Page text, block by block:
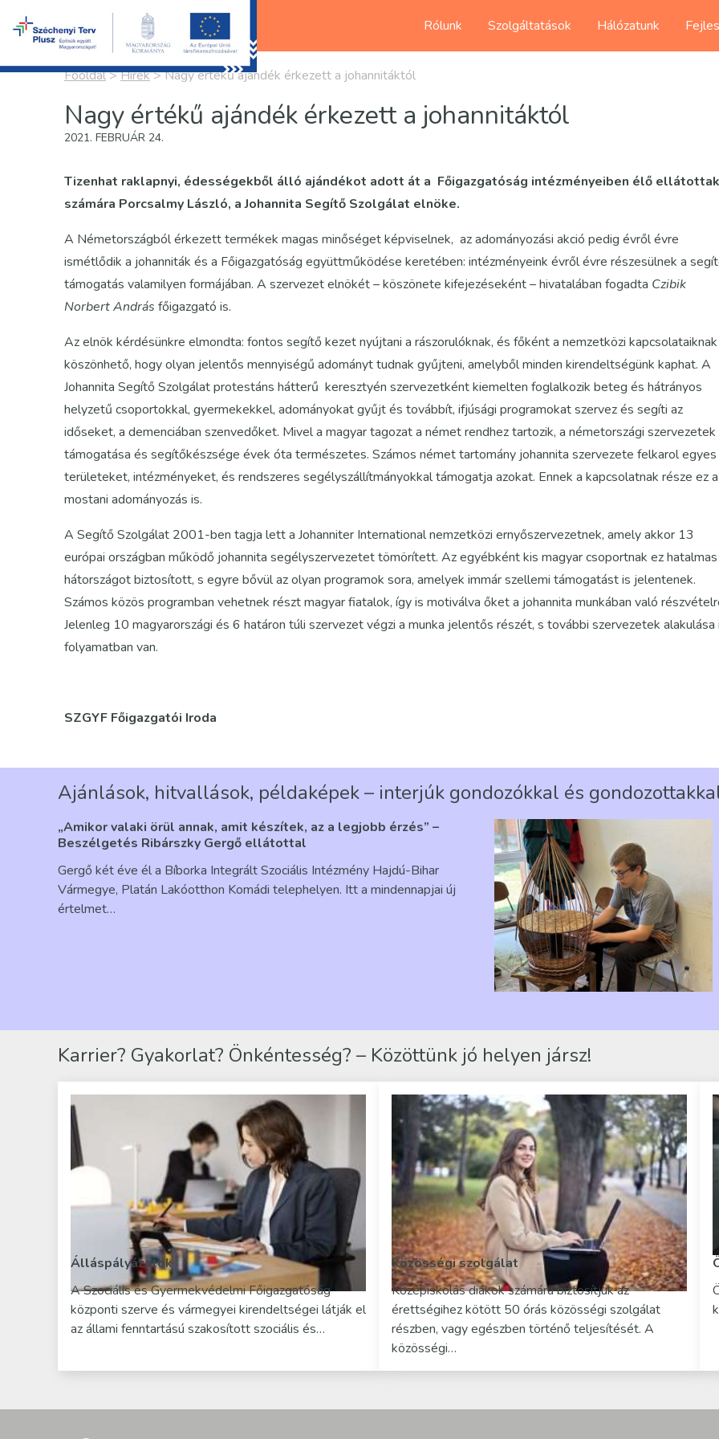
Rólunk Szolgáltatások Hálózatunk
Főoldal>Hírek>Nagy értékű ajándék érkezett a johannitáktól
Nagy értékű ajándék érkezett a johannitáktól
2021. FEBRUÁR 24.
Tizenhat raklapnyi, édességekből álló ajándékot adott át a Főigazgatóság intézményeiben élő ellátottak
számára Porcsalmy László, a Johannita Segítő Szolgálat elnöke.
A Németországból érkezett termékek magas minőséget képviselnek, az adományozási akció pedig évről évre
ismétlődik a johanniták és a Főigazgatóság együttműködése keretében: intézményeink évről évre részesülnek a
támogatás valamilyen formájában. A szervezet elnökét – köszönete kifejezéseként – hivatalában fogadta Czibik
Norbert András főigazgató is.
Az elnök kérdésünkre elmondta: fontos segítő kezet nyújtani a rászorulóknak, és főként a nemzetközi kapcsolataiknak
köszönhető, hogy olyan jelentős mennyiségű adományt tudnak gyűjteni, amelyből minden kirendeltségünk kaphat. A
Johannita Segítő Szolgálat protestáns hátterű keresztyén szervezetként kiemelten foglalkozik beteg és hátrányos
helyzetű csoportokkal, gyermekekkel, adományokat gyűjt és továbbít, ifjúsági programokat szervez és segíti az
időseket, a demenciában szenvedőket. Mivel a magyar tagozat a német rendhez tartozik, a németországi szervezetek
támogatása és segítőkészsége évek óta természetes. Számos német tartomány johannita szervezete felkarol egyes
területeket, intézményeket, és rendszeres segélyszállítmányokkal támogatja azokat. Ennek a kapcsolatnak része ez a
mostani adományozás is.
A Segítő Szolgálat 2001-ben tagja lett a Johanniter International nemzetközi ernyőszervezetnek, amely akkor 13
európai országban működő johannita segélyszervezetet tömörített. Az egyébként kis magyar csoportnak ez hatalmas
hátországot biztosított, s egyre bővül az olyan programok sora, amelyek immár szellemi támogatást is jelentenek.
Számos közös programban vehetnek részt magyar fiatalok, így is motiválva őket a johannita munkában való
Jelenleg 10 magyarországi és 6 határon túli szervezet végzi a munka jelentős részét, s további szervezetek alakulása
folyamatban van.
SZGYF Főigazgatói Iroda
Ajánlások, hitvallások, példaképek – interjúk gondozókkal és
„Amikor valaki örül annak, amit készítek, az a legjobb érzés” –
Beszélgetés Ribárszky Gergő ellátottal
Gergő két éve él a Bíborka Integrált Szociális Intézmény Hajdú-Bihar
Vármegye, Platán Lakóotthon Komádi telephelyen. Itt a mindennapjai új
értelmet…
Karrier? Gyakorlat? Önkéntesség? – Közöttünk jó helyen jársz!
Álláspályázatok
A Szociális és Gyermekvédelmi Főigazgatóság
központi szerve és vármegyei kirendeltségei látják el
az állami fenntartású szakosított szociális és…
Közösségi szolgálat
Középiskolás diákok számára biztosítjuk az
érettségihez kötött 50 órás közösségi szolgálat
részben, vagy egészben történő teljesítését. A
közösségi…